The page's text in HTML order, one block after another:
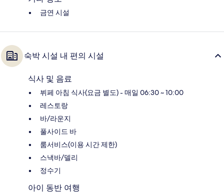
금연 시설
숙박 시설 내 편의 시설
식사 및 음료
뷔페 아침 식사(요금 별도) - 매일 06:30 ~ 10:00
레스토랑
바/라운지
풀사이드 바
룸서비스(이용 시간 제한)
스낵바/델리
정수기
아이 동반 여행